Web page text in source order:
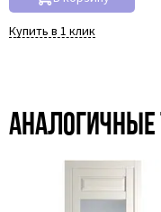
Купить в 1 клик